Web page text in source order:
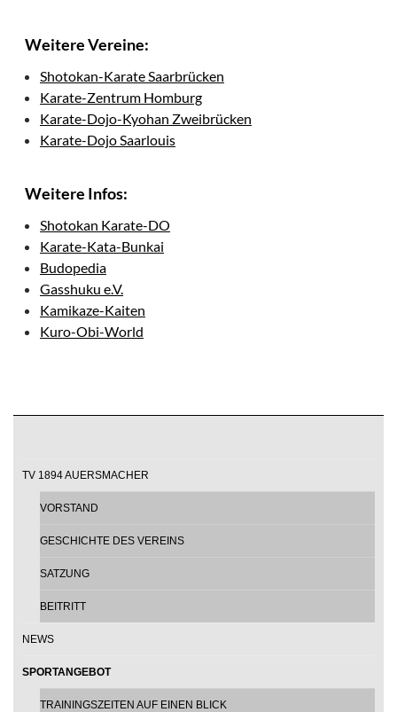
Weitere Vereine:
Shotokan-Karate Saarbrücken
Karate-Zentrum Homburg
Karate-Dojo-Kyohan Zweibrücken
Karate-Dojo Saarlouis
Weitere Infos:
Shotokan Karate-DO
Karate-Kata-Bunkai
Budopedia
Gasshuku e.V.
Kamikaze-Kaiten
Kuro-Obi-World
TV 1894 AUERSMACHER
VORSTAND
GESCHICHTE DES VEREINS
SATZUNG
BEITRITT
NEWS
SPORTANGEBOT
TRAININGSZEITEN AUF EINEN BLICK